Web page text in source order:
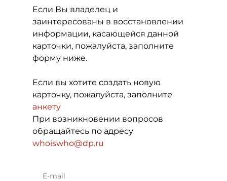
Если Вы владелец и
заинтересованы в восстановлении
информации, касающейся данной
карточки, пожалуйста, заполните
форму ниже.
Если вы хотите создать новую
карточку, пожалуйста, заполните
анкету
При возникновении вопросов
обращайтесь по адресу
whoiswho@dp.ru
E-mail